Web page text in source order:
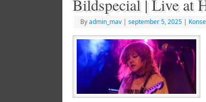
Bildspecial | Live at
Byadmin_mav | september 5, 2025 |